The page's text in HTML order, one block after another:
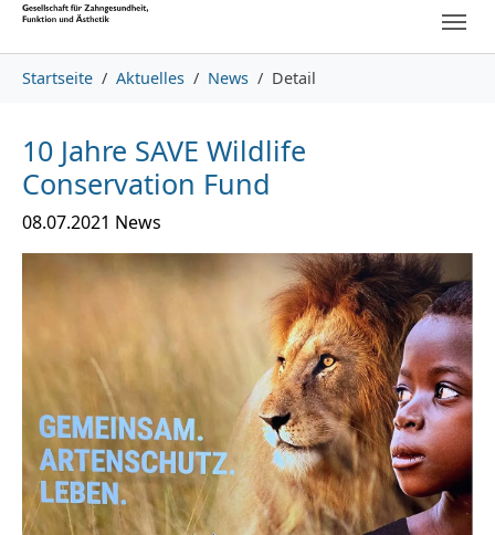
Skip to main content
Skip to page footer
Startseite Aktuelles News Detail
10 Jahre SAVE Wildlife
Conservation Fund
08.07.2021 News